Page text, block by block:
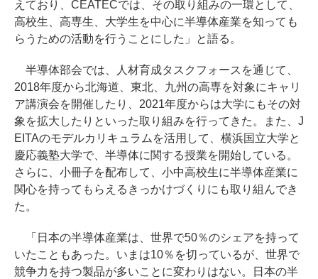
えており、CEATECでは、その取り組みの一環として、
高校生、高専生、大学生を中心に半導体産業を知っても
らうための活動を行うことにした」と語る。
半導体部会では、人材育成タスクフォースを通じて、
2018年度から北海道、東北、九州の高専を対象にキャリ
ア講演会を開催したり、2021年度からは大学にもその対
象を拡大したりといった取り組みを行ってきた。また、J
EITAのモデルカリキュラムを活用して、横浜国立大学と
慶応義塾大学で、半導体に関する授業を開始している。
さらに、小冊子を配布して、小中高校生に半導体産業に
関心を持ってもらえるきっかけづくりにも取り組んでき
た。
「日本の半導体産業は、世界で50％のシェアを持って
いたこともあった。いまは10％を切っているが、世界で
競争力を持つ製品が多いことに変わりはない。日本の半